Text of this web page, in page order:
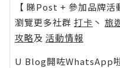
【 睇Post + 參加品牌活
瀏覽更多社群 打卡 丶 旅
攻略及 活動情報
U Blog開咗WhatsApp